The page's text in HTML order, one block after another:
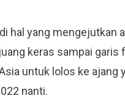
hal yang mengejutkan
keras sampai
untuk lolos ke ajang
nanti.